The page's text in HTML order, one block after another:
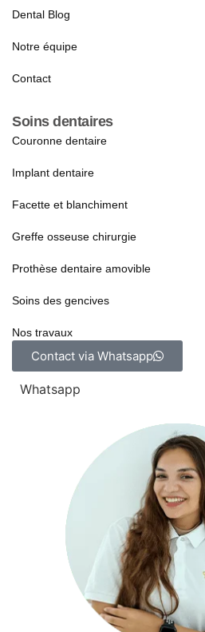
Dental Blog
Notre équipe
Contact
Soins dentaires
Couronne dentaire
Implant dentaire
Facette et blanchiment
Greffe osseuse chirurgie
Prothèse dentaire amovible
Soins des gencives
Nos travaux
Contact via Whatsapp
Whatsapp